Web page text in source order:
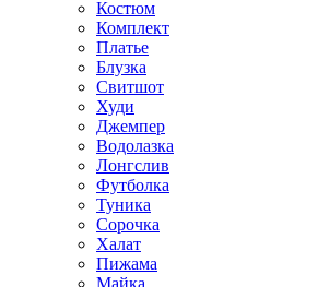
Костюм
Комплект
Платье
Блузка
Свитшот
Худи
Джемпер
Водолазка
Лонгслив
Футболка
Туника
Сорочка
Халат
Пижама
Майка